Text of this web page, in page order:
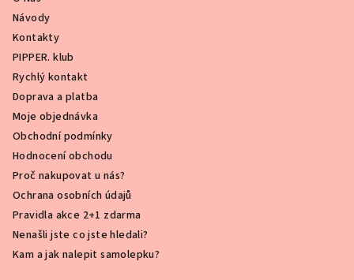
Návody
Kontakty
PIPPER. klub
Rychlý kontakt
Doprava a platba
Moje objednávka
Obchodní podmínky
Hodnocení obchodu
Proč nakupovat u nás?
Ochrana osobních údajů
Pravidla akce 2+1 zdarma
Nenašli jste co jste hledali?
Kam a jak nalepit samolepku?